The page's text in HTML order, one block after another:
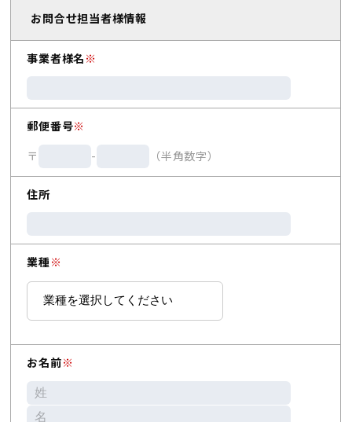
お問合せ担当者様情報
事業者様名 ※
郵便番号※
〒
- （半角数字）
住所
業種 ※
お名前※